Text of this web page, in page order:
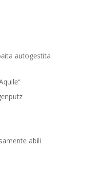
autogestita
abili